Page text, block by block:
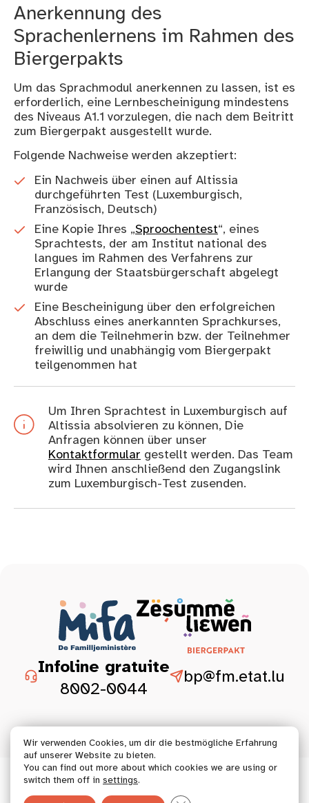
Anerkennung des
Sprachenlernens im Rahmen des
Biergerpakts
Um das Sprachmodul anerkennen zu lassen, ist es
erforderlich, eine Lernbescheinigung mindestens
des Niveaus A1.1 vorzulegen, die nach dem Beitritt
zum Biergerpakt ausgestellt wurde.
Folgende Nachweise werden akzeptiert:
Ein Nachweis über einen auf Altissia
durchgeführten Test (Luxemburgisch,
Französisch, Deutsch)
Eine Kopie Ihres „Sproochentest“, eines
Sprachtests, der am Institut national des
langues im Rahmen des Verfahrens zur
Erlangung der Staatsbürgerschaft abgelegt
wurde
Eine Bescheinigung über den erfolgreichen
Abschluss eines anerkannten Sprachkurses,
an dem die Teilnehmerin bzw. der Teilnehmer
freiwillig und unabhängig vom Biergerpakt
teilgenommen hat
Um Ihren Sprachtest in Luxemburgisch auf
Altissia absolvieren zu können, Die
Anfragen können über unser
Kontaktformular gestellt werden. Das Team
wird Ihnen anschließend den Zugangslink
zum Luxemburgisch-Test zusenden.
Infoline gratuite
8002-0044
bp@fm.etat.lu
© 2026 Tous droits réservés.
Wir verwenden Cookies, um dir die bestmögliche Erfahrung
auf unserer Website zu bieten.
You can find out more about which cookies we are using or
switch them off in settings.